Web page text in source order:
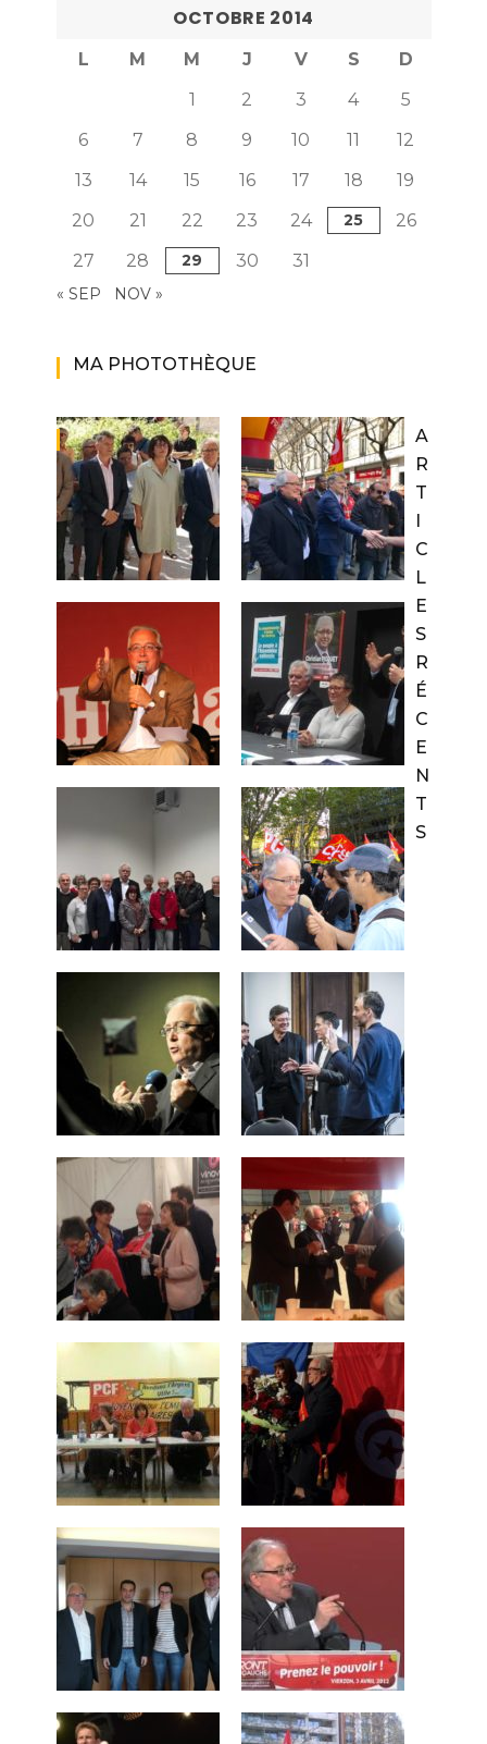
OCTOBRE 2014
L M M J V S
D
1
2 3 4
5
6
7 8 9 10 11
12
13
14 15 16 17 18
19
20
21 22 23 24 25
26
27
28 29 30 31
« SEP NOV »
MA PHOTOTHÈQUE
A
R
T
I
C
L
E
S
R
É
C
E
N
T
S